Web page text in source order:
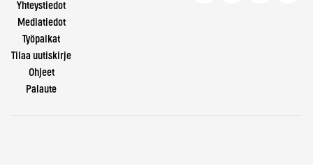
Yhteystiedot
Mediatiedot
Työpaikat
Tilaa uutiskirje
Ohjeet
Palaute